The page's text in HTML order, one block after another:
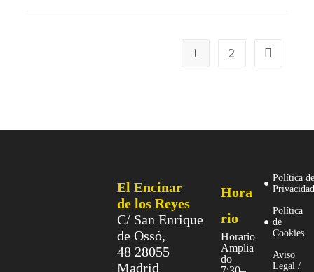
1 2
El Encinar
de los Reyes
C/ San Enrique
de Ossó,
48 28055
Madrid
Hora
rio
Horario
Amplia
do
Política
Política
de
Cookies
Aviso
Legal /